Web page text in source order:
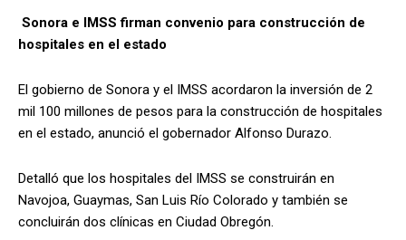
Sonora e IMSS firman convenio para construcción de
hospitales en el estado
El gobierno de Sonora y el IMSS acordaron la inversión de 2
mil 100 millones de pesos para la construcción de hospitales
en el estado, anunció el gobernador Alfonso Durazo.
Detalló que los hospitales del IMSS se construirán en
Navojoa, Guaymas, San Luis Río Colorado y también se
concluirán dos clínicas en Ciudad Obregón.